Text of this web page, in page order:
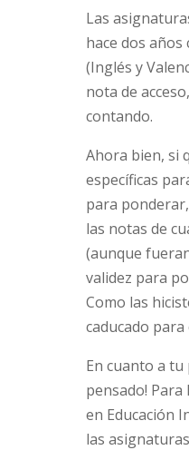
Las
hace dos
(Inglés y
nota de
contando.
Ahora bien, si
específicas
para
las notas de
(aunque
validez para
Como las
caducado para
En cuanto a tu
pensado!
en Educación
las